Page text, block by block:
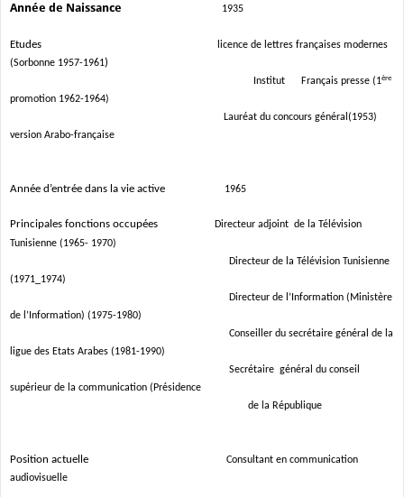
Année de Naissance 1935
Etudes
licence de lettres françaises modernes
(Sorbonne 1957-1961)
Institut Français presse (1ère
promotion 1962-1964)
Lauréat du concours général(1953)
version Arabo-française
Année d’entrée dans la vie active 1965
Principales fonctions occupées Directeur adjoint de la Télévision
Tunisienne (1965- 1970)
Directeur de la Télévision Tunisienne
(1971_1974)
Directeur de l’Information (Ministère
de l’Information) (1975-1980)
Conseiller du secrétaire général de la
ligue des Etats Arabes (1981-1990)
Secrétaire général du conseil
supérieur de la communication (Présidence
de la République
Position actuelle
Consultant en communication
audiovisuelle